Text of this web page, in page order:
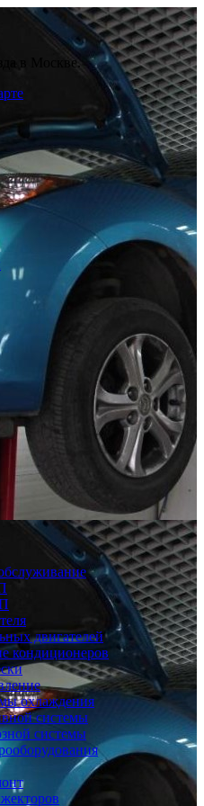
в Москве.
двигателей
кондиционеров
охлаждения
системы
системы